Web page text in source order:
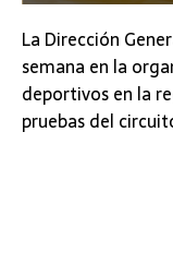
La Dirección
semana en la
deportivos en la
pruebas del